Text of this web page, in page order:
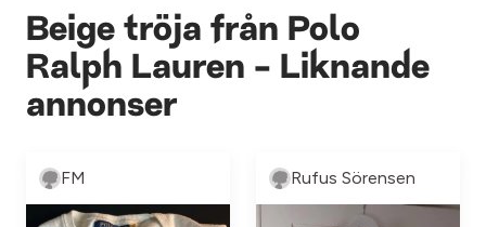
Beige tröja från Polo
Ralph Lauren - Liknande
annonser
FM Rufus Sörensen